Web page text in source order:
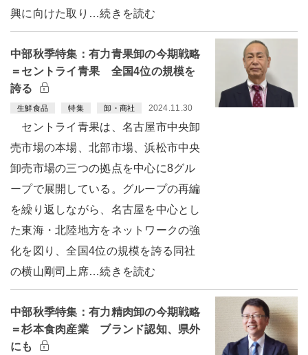
興に向けた取り…続きを読む
中部秋季特集：有力青果卸の今期戦略
＝セントライ青果 全国4位の規模を
誇る
生鮮食品 特集 卸・商社 2024.11.30
セントライ青果は、名古屋市中央卸
売市場の本場、北部市場、浜松市中央
卸売市場の三つの拠点を中心に8グル
ープで展開している。グループの再編
を繰り返しながら、名古屋を中心とし
た東海・北陸地方をネットワークの強
化を図り、全国4位の規模を誇る同社
の横山剛司上席…続きを読む
中部秋季特集：有力精肉卸の今期戦略
＝杉本食肉産業 ブランド認知、県外
にも